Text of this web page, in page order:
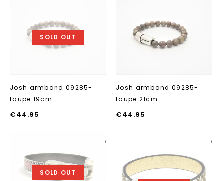
SOLD OUT
Josh armband 09285-
taupe 19cm
€44.95
Josh armband 09285-
taupe 21cm
€44.95
SOLD OUT